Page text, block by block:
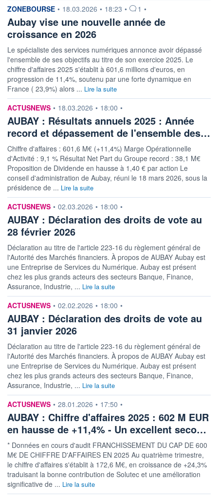
information fournie par
ZONEBOURSE • 18.03.2026 • 18:23 • 1 •
Aubay vise une nouvelle année de
croissance en 2026
Le spécialiste des services numériques annonce avoir dépassé
l'ensemble de ses objectifs au titre de son exercice 2025. Le
chiffre d'affaires 2025 s'établit à 601,6 millions d'euros, en
progression de 11,4%, soutenu par une forte dynamique en
France ( 23,9%) alors ... Lire la suite
information fournie par
ACTUSNEWS • 18.03.2026 • 18:00 •
AUBAY : Résultats annuels 2025 : Année
record et dépassement de l'ensemble des…
Chiffre d'affaires : 601,6 M€ (+11,4%) Marge Opérationnelle
d'Activité : 9,1 % Résultat Net Part du Groupe record : 38,1 M€
Proposition de Dividende en hausse à 1,40 € par action Le
conseil d'administration de Aubay, réuni le 18 mars 2026, sous la
présidence de ... Lire la suite
information fournie par
ACTUSNEWS • 02.03.2026 • 18:00 •
AUBAY : Déclaration des droits de vote au
28 février 2026
Déclaration au titre de l'article 223-16 du règlement général de
l'Autorité des Marchés financiers. À propos de AUBAY Aubay est
une Entreprise de Services du Numérique. Aubay est présent
chez les plus grands acteurs des secteurs Banque, Finance,
Assurance, Industrie, ... Lire la suite
information fournie par
ACTUSNEWS • 02.02.2026 • 18:00 •
AUBAY : Déclaration des droits de vote au
31 janvier 2026
Déclaration au titre de l'article 223-16 du règlement général de
l'Autorité des Marchés financiers. À propos de AUBAY Aubay est
une Entreprise de Services du Numérique. Aubay est présent
chez les plus grands acteurs des secteurs Banque, Finance,
Assurance, Industrie, ... Lire la suite
information fournie par
ACTUSNEWS • 28.01.2026 • 17:50 •
AUBAY : Chiffre d'affaires 2025 : 602 M EUR
en hausse de +11,4% - Un excellent seco…
* Données en cours d'audit FRANCHISSEMENT DU CAP DE 600
M€ DE CHIFFRE D'AFFAIRES EN 2025 Au quatrième trimestre,
le chiffre d'affaires s'établit à 172,6 M€, en croissance de +24,3%
traduisant la bonne contribution de Solutec et une amélioration
significative de ... Lire la suite